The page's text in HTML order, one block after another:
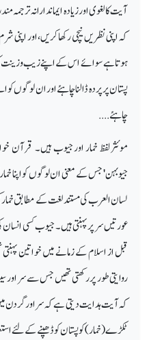
آیت کا لغوی اور زیادہ ایماندارانہ
کہ اپنی نظریں نیچی رکھا کریں، اور
ہوتا ہے سوائے اس کے اپنے زیب وزینت
پستان پر پردہ ڈالنا چاہئے اور ان لوگوں
چاہئے ....
موئثر لفظ خمار اور جیوب ہیں۔ قرآن
جیوبہن' جس کے معنی ان لوگوں کو اپنا خمار
لسان العرب کی مستند لغت کے مطابق
عورتیں سر پر پہنتی ہیں۔ جیوب کسی
قبل از اسلام کے زمانے میں خواتین
روایتی طور پر رکھتی تھیں جس سے سر اور
کہ آیت ہدایت دیتی ہے کہ سر اور گردن
ٹکڑے (خمار) کو پستان کو ڈھپنے کے لئے